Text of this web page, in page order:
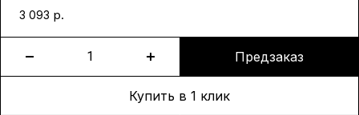
3 093 р.
Предзаказ
Купить в 1 клик